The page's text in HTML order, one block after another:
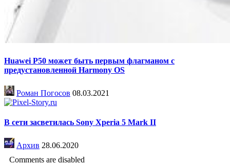
Huawei P50 может быть первым флагманом с
предустановленной Harmony OS
Роман Погосов 08.03.2021
В сети засветилась Sony Xperia 5 Mark II
Архив 28.06.2020
Comments are disabled